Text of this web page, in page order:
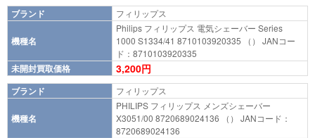
ブランド フィリップス
機種名
Philips フィリップス 電気シェーバー Series
1000 S1334/41 8710103920335 （） JANコー
ド：8710103920335
未開封買取価格 3,200円
ブランド フィリップス
機種名
PHILIPS フィリップス メンズシェーバー
X3051/00 8720689024136 （） JANコード：
8720689024136